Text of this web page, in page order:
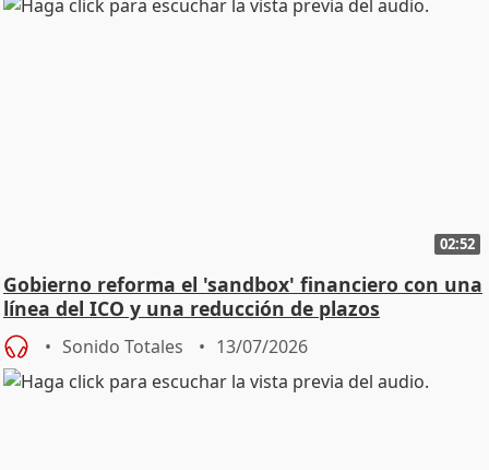
02:52
Gobierno reforma el 'sandbox' financiero con una
línea del ICO y una reducción de plazos
Sonido Totales 13/07/2026